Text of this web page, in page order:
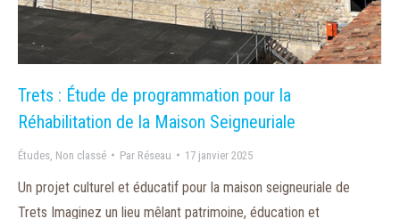
Trets : Étude de programmation pour la
Réhabilitation de la Maison Seigneuriale
Études Non classé Par Réseau 17 janvier 2025
Un projet culturel et éducatif pour la maison seigneuriale de
Trets Imaginez un lieu mêlant patrimoine, éducation et